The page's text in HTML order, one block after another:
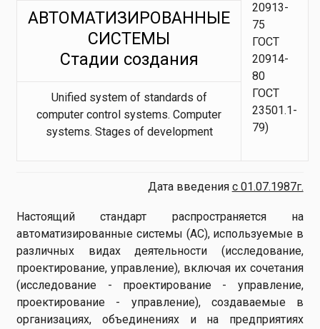
20913-
75
ГОСТ
20914-
80
ГОСТ
23501.1-
79)
АВТОМАТИЗИРОВАННЫЕ
СИСТЕМЫ
Стадии создания
Unified system of standards of
computer control systems. Computer
systems. Stages of development
Дата введения с 01.07.1987г.
Настоящий стандарт распространяется на
автоматизированные системы (АС), используемые в
различных видах деятельности (исследование,
проектирование, управление), включая их сочетания
(исследование - проектирование - управление,
проектирование - управление), создаваемые в
организациях, объединениях и на предприятиях